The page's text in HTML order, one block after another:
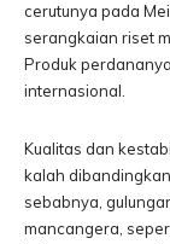
cerutunya pada
serangkaian riset
Produk
internasional.
Kualitas dan
kalah
sebabnya,
mancangera,